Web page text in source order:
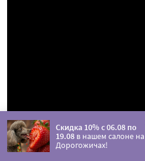
Скидка 10% с 06.08 по
19.08 в нашем салоне на
Дорогожичах!